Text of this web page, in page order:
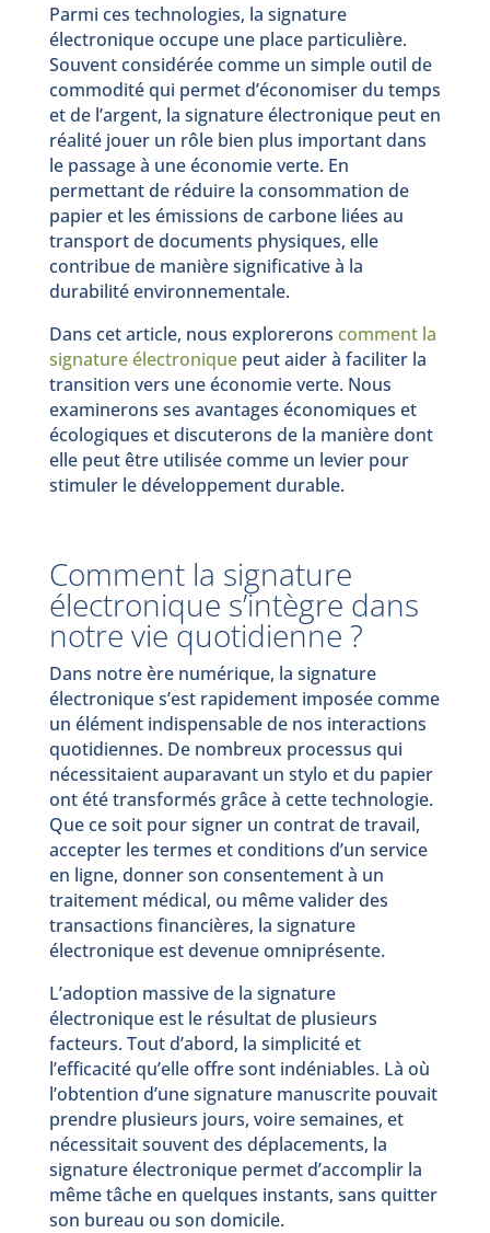
Parmi ces technologies, la signature
électronique occupe une place particulière.
Souvent considérée comme un simple outil de
commodité qui permet d’économiser du temps
et de l’argent, la signature électronique peut en
réalité jouer un rôle bien plus important dans
le passage à une économie verte. En
permettant de réduire la consommation de
papier et les émissions de carbone liées au
transport de documents physiques, elle
contribue de manière significative à la
durabilité environnementale.
Dans cet article, nous explorerons comment la
signature électroniquepeut aider à faciliter la
transition vers une économie verte. Nous
examinerons ses avantages économiques et
écologiques et discuterons de la manière dont
elle peut être utilisée comme un levier pour
stimuler le développement durable.
Comment la signature
électronique s’intègre dans
notre vie quotidienne ?
Dans notre ère numérique, la signature
électronique s’est rapidement imposée comme
un élément indispensable de nos interactions
quotidiennes. De nombreux processus qui
nécessitaient auparavant un stylo et du papier
ont été transformés grâce à cette technologie.
Que ce soit pour signer un contrat de travail,
accepter les termes et conditions d’un service
en ligne, donner son consentement à un
traitement médical, ou même valider des
transactions financières, la signature
électronique est devenue omniprésente.
L’adoption massive de la signature
électronique est le résultat de plusieurs
facteurs. Tout d’abord, la simplicité et
l’efficacité qu’elle offre sont indéniables. Là où
l’obtention d’une signature manuscrite pouvait
prendre plusieurs jours, voire semaines, et
nécessitait souvent des déplacements, la
signature électronique permet d’accomplir la
même tâche en quelques instants, sans quitter
son bureau ou son domicile.